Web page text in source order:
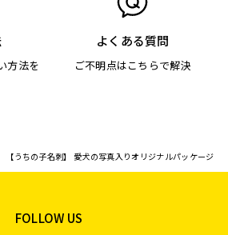
方法を
よくある質問
ご不明点はこちらで解決
【うちの子名刺】 愛犬の写真入りオリジナルパッケージ
FOLLOW US